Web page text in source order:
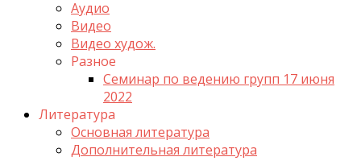
Аудио
Видео
Видео худож.
Разное
Семинар по ведению групп 17 июня
2022
Литература
Основная литература
Дополнительная литература